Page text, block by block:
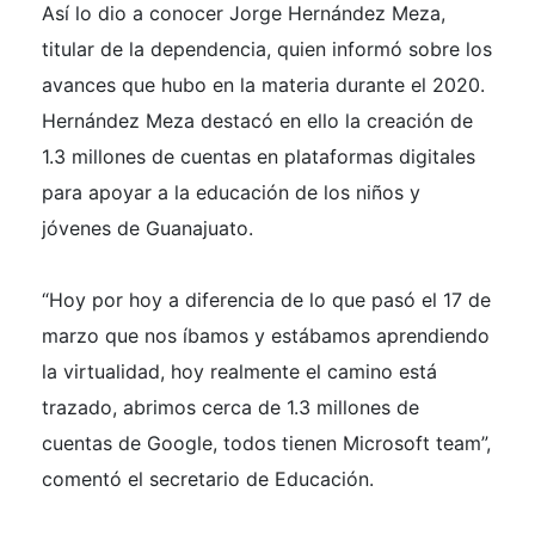
Así lo dio a conocer Jorge Hernández Meza,
titular de la dependencia, quien informó sobre los
avances que hubo en la materia durante el 2020.
Hernández Meza destacó en ello la creación de
1.3 millones de cuentas en plataformas digitales
para apoyar a la educación de los niños y
jóvenes de Guanajuato.
“Hoy por hoy a diferencia de lo que pasó el 17 de
marzo que nos íbamos y estábamos aprendiendo
la virtualidad, hoy realmente el camino está
trazado, abrimos cerca de 1.3 millones de
cuentas de Google, todos tienen Microsoft team”,
comentó el secretario de Educación.